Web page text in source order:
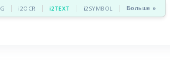
i2OCR i2TEXT i2SYMBOL Больше »